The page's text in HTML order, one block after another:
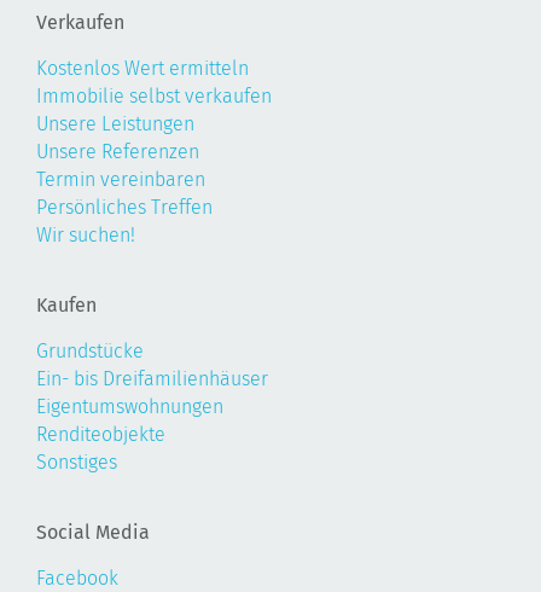
Verkaufen
Kostenlos Wert ermitteln
Immobilie selbst verkaufen
Unsere Leistungen
Unsere Referenzen
Termin vereinbaren
Persönliches Treffen
Wir suchen!
Kaufen
Grundstücke
Ein- bis Dreifamilienhäuser
Eigentumswohnungen
Renditeobjekte
Sonstiges
Social Media
Facebook